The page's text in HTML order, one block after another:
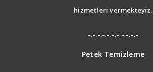
hizmetleri vermekteyiz.
-.-.-.-.-.-.-.-.-.-.-
Petek Temizleme